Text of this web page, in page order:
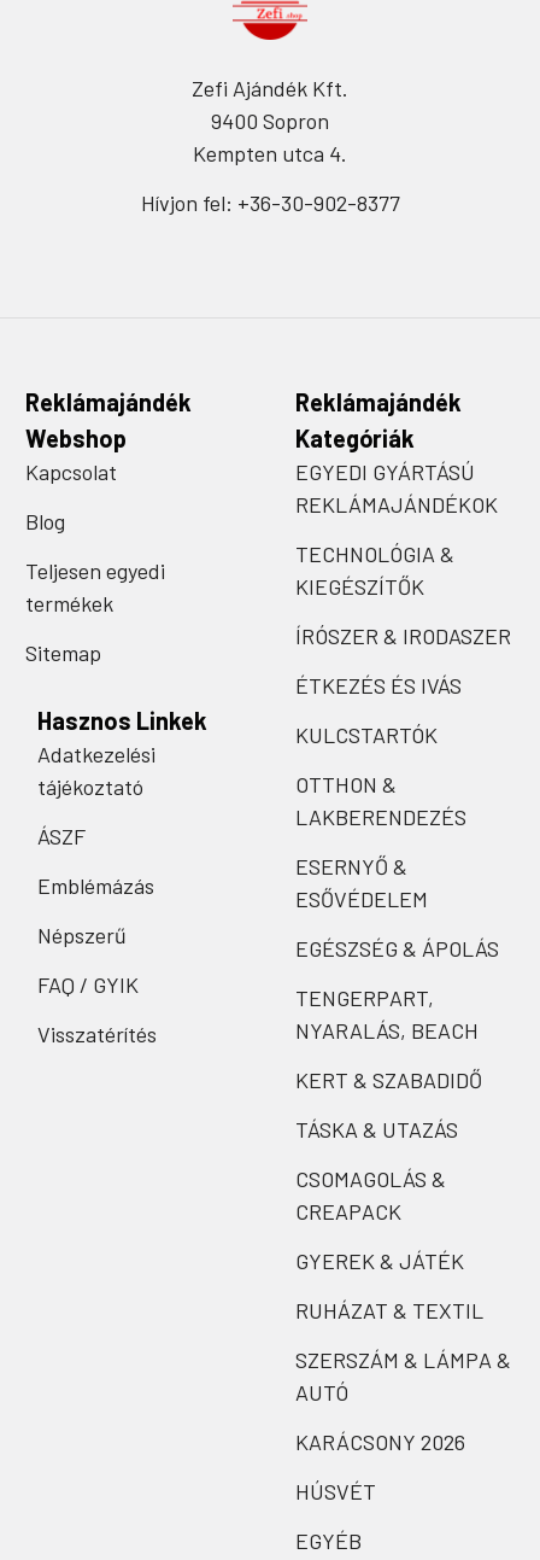
Zefi Ajándék Kft.
9400 Sopron
Kempten utca 4.
Hívjon fel: +36-30-902-8377
Reklámajándék
Webshop
Kapcsolat
Blog
Teljesen egyedi
termékek
Sitemap
Hasznos Linkek
Adatkezelési
tájékoztató
ÁSZF
Emblémázás
Népszerű
FAQ / GYIK
Visszatérítés
Reklámajándék
Kategóriák
EGYEDI GYÁRTÁSÚ
REKLÁMAJÁNDÉKOK
TECHNOLÓGIA &
KIEGÉSZÍTŐK
ÍRÓSZER & IRODASZER
ÉTKEZÉS ÉS IVÁS
KULCSTARTÓK
OTTHON &
LAKBERENDEZÉS
ESERNYŐ &
ESŐVÉDELEM
EGÉSZSÉG & ÁPOLÁS
TENGERPART,
NYARALÁS, BEACH
KERT & SZABADIDŐ
TÁSKA & UTAZÁS
CSOMAGOLÁS &
CREAPACK
GYEREK & JÁTÉK
RUHÁZAT & TEXTIL
SZERSZÁM & LÁMPA &
AUTÓ
KARÁCSONY 2026
HÚSVÉT
EGYÉB